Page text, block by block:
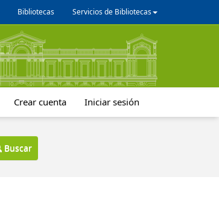
Bibliotecas Servicios de Bibliotecas
Crear cuenta Iniciar sesión
Buscar